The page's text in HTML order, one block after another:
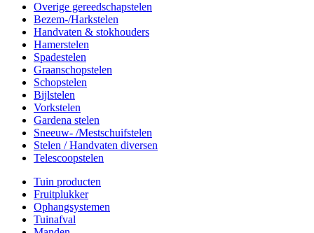
Overige gereedschapstelen
Bezem-/Harkstelen
Handvaten & stokhouders
Hamerstelen
Spadestelen
Graanschopstelen
Schopstelen
Bijlstelen
Vorkstelen
Gardena stelen
Sneeuw- /Mestschuifstelen
Stelen / Handvaten diversen
Telescoopstelen
Tuin producten
Fruitplukker
Ophangsystemen
Tuinafval